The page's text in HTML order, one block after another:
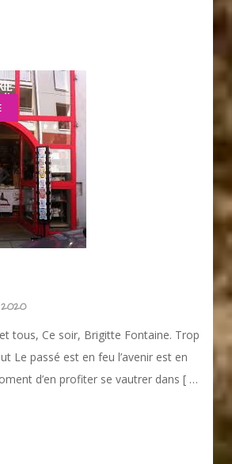
tous, Ce soir, Brigitte Fontaine. Trop
Le passé est en feu l’avenir est en
d’en profiter se vautrer dans [ …